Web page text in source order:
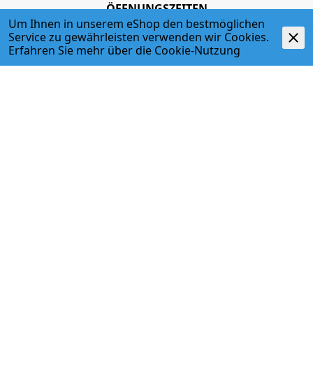
ÖFFNUNGSZEITEN
Montag - Donnerstag
07:00 Uhr - 12:00 Uhr; 13:00 Uhr - 17:30 Uhr
Freitag
Um Ihnen in unserem eShop den bestmöglichen
Service zu gewährleisten verwenden wir Cookies.
Erfahren Sie mehr über die Cookie-Nutzung